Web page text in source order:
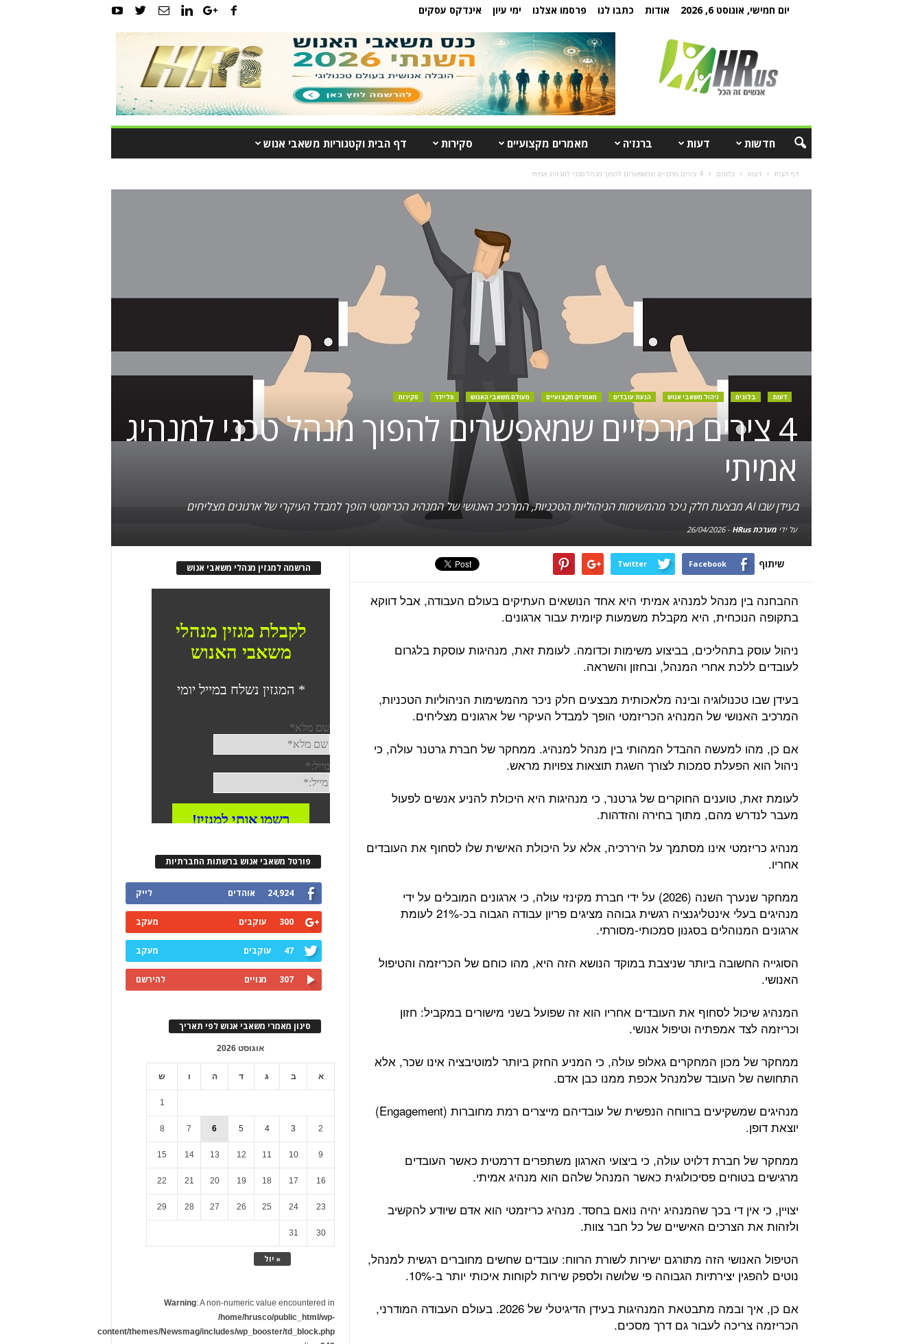
יום חמישי, אוגוסט 6, 2026 אודות כתבו לנו פרסמו אצלנו ימי עיון אינדקס עסקים
חדשות דעות ברנז'ה מאמרים מקצועיים סקירות דף הבית וקטגוריות משאבי אנוש
דף הבית דעות בלוגים 4 צירים מרכזיים שמאפשרים להפוך מנהל טכני למנהיג אמיתי
דעות בלוגים ניהול משאבי אנוש הנעת עובדים מאמרים מקצועיים מעולם משאבי האנוש סליידר סקירות
4 צירים מרכזיים שמאפשרים להפוך מנהל טכני למנהיג
אמיתי
בעידן שבו AI מבצעת חלק ניכר מהמשימות הניהוליות הטכניות, המרכיב האנושי של המנהיג הכריזמטי הופך למבדל העיקרי של ארגונים מצליחים
על ידימערכת HRus -
26/04/2026
שיתוף Facebook
Twitter
ההבחנה בין מנהל למנהיג אמיתי היא אחד הנושאים העתיקים בעולם העבודה, אבל דווקא
בתקופה הנוכחית, היא מקבלת משמעות קיומית עבור ארגונים.
ניהול עוסק בתהליכים, בביצוע משימות וכדומה. לעומת זאת, מנהיגות עוסקת בלגרום
לעובדים ללכת אחרי המנהל, ובחזון והשראה.
בעידן שבו טכנולוגיה ובינה מלאכותית מבצעים חלק ניכר מהמשימות הניהוליות הטכניות,
המרכיב האנושי של המנהיג הכריזמטי הופך למבדל העיקרי של ארגונים מצליחים.
אם כן, מהו למעשה ההבדל המהותי בין מנהל למנהיג. ממחקר של חברת גרטנר עולה, כי
ניהול הוא הפעלת סמכות לצורך השגת תוצאות צפויות מראש.
לעומת זאת, טוענים החוקרים של גרטנר, כי מנהיגות היא היכולת להניע אנשים לפעול
מעבר לנדרש מהם, מתוך בחירה והזדהות.
מנהיג כריזמטי אינו מסתמך על היררכיה, אלא על היכולת האישית שלו לסחוף את העובדים
אחריו.
ממחקר שנערך השנה (2026) על ידי חברת מקינזי עולה, כי ארגונים המובלים על ידי
מנהיגים בעלי אינטליגנציה רגשית גבוהה מציגים פריון עבודה הגבוה בכ-21% לעומת
ארגונים המנוהלים בסגנון סמכותי-מסורתי.
הסוגייה החשובה ביותר שניצבת במוקד הנושא הזה היא, מהו כוחם של הכריזמה והטיפול
האנושי.
המנהיג שיכול לסחוף את העובדים אחריו הוא זה שפועל בשני מישורים במקביל: חזון
וכריזמה לצד אמפתיה וטיפול אנושי.
ממחקר של מכון המחקרים גאלופ עולה, כי המניע החזק ביותר למוטיבציה אינו שכר, אלא
התחושה של העובד שלמנהל אכפת ממנו כבן אדם.
מנהיגים שמשקיעים ברווחה הנפשית של עובדיהם מייצרים רמת מחוברות (Engagement)
יוצאת דופן.
ממחקר של חברת דלויט עולה, כי ביצועי הארגון משתפרים דרמטית כאשר העובדים
מרגישים בטוחים פסיכולוגית כאשר המנהל שלהם הוא מנהיג אמיתי.
יצויין, כי אין די בכך שהמנהיג יהיה נואם בחסד. מנהיג כריזמטי הוא אדם שיודע להקשיב
ולזהות את הצרכים האישיים של כל חבר צוות.
הטיפול האנושי הזה מתורגם ישירות לשורת הרווח: עובדים שחשים מחוברים רגשית למנהל,
נוטים להפגין יצירתיות הגבוהה פי שלושה ולספק שירות לקוחות איכותי יותר ב-10%.
אם כן, איך ובמה מתבטאת המנהיגות בעידן הדיגיטלי של 2026. בעולם העבודה המודרני,
הכריזמה צריכה לעבור גם דרך מסכים.
הרשמה למגזין מנהלי משאבי אנוש
פורטל משאבי אנוש ברשתות החברתיות
24,924 אוהדים לייק
300 עוקבים מעקב
47 עוקבים מעקב
307 מנויים להירשם
סינון מאמרי משאבי אנוש לפי תאריך
אוגוסט 2026
א ב ג ד ה ו ש
« יול
1
2
3
4
5
6
7
8
9
10
11
12
13
14
15
16
17
18
19
20
21
22
23
24
25
26
27
28
29
30
31
Warning: A non-numeric value encountered in
/home/hrusco/public_html/wp-
content/themes/Newsmag/includes/wp_booster/td_block.php